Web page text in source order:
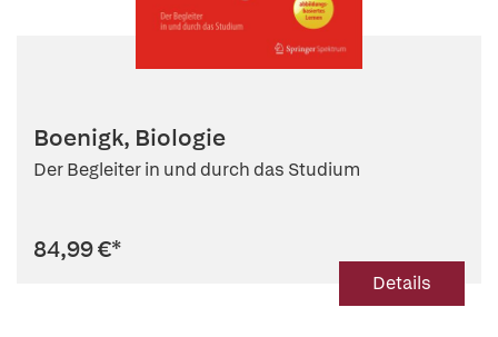
Boenigk, Biologie
Der Begleiter in und durch das Studium
84,99 €*
Details